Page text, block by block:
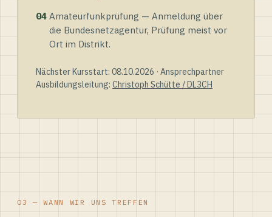
04 Amateurfunkprüfung — Anmeldung über
die Bundesnetzagentur, Prüfung meist vor
Ort im Distrikt.
Nächster Kursstart: 08.10.2026 · Ansprechpartner
Ausbildungsleitung: Christoph Schütte / DL3CH
03 — WANN WIR UNS TREFFEN